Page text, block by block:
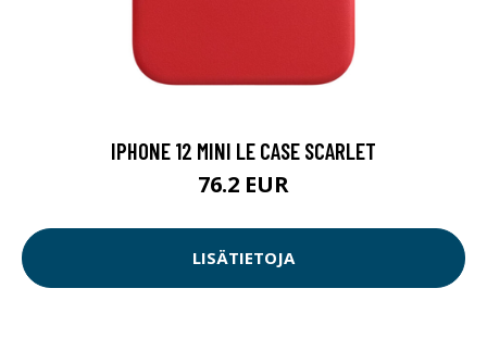
IPHONE 12 MINI LE CASE SCARLET
76.2 EUR
LISÄTIETOJA